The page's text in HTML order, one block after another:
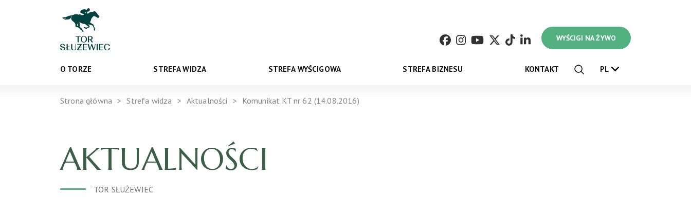
WYŚCIGI NA ŻYWO
O TORZE STREFA WIDZA STREFA WYŚCIGOWA STREFA BIZNESU KONTAKT PL
Strona główna Strefa widza Aktualności Komunikat KT nr 62 (14.08.2016)
AKTUALNOŚCI
TOR SŁUŻEWIEC